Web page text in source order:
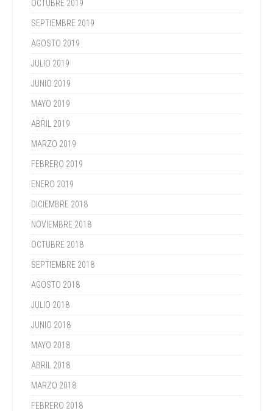
OCTUBRE 2019
SEPTIEMBRE 2019
AGOSTO 2019
JULIO 2019
JUNIO 2019
MAYO 2019
ABRIL 2019
MARZO 2019
FEBRERO 2019
ENERO 2019
DICIEMBRE 2018
NOVIEMBRE 2018
OCTUBRE 2018
SEPTIEMBRE 2018
AGOSTO 2018
JULIO 2018
JUNIO 2018
MAYO 2018
ABRIL 2018
MARZO 2018
FEBRERO 2018